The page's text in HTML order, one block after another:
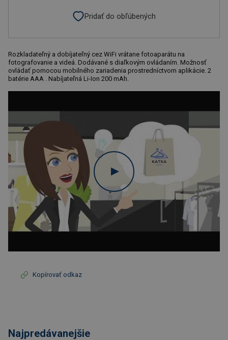
Pridať do obľúbených
Rozkladateľný a dobíjateľný cez WiFi vrátane fotoaparátu na
fotografovanie a videá. Dodávané s diaľkovým ovládaním. Možnosť
ovládať pomocou mobilného zariadenia prostredníctvom aplikácie. 2
batérie AAA . Nabíjateľná Li-Ion 200 mAh.
Kopírovať odkaz
Najpredávanejšie